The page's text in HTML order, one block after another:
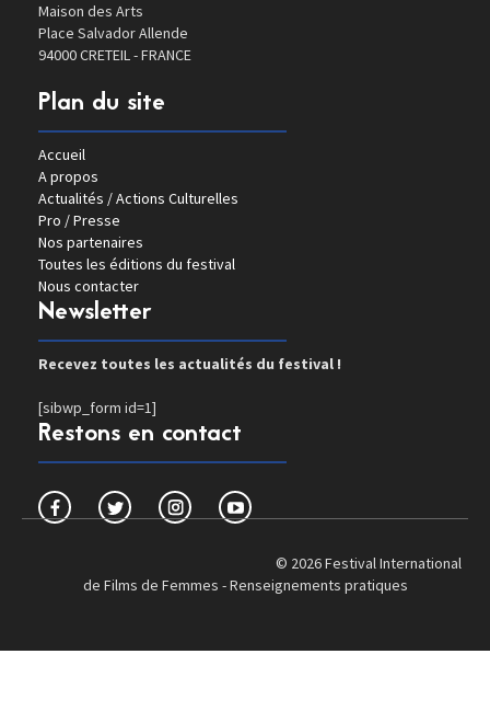
Maison des Arts
Place Salvador Allende
94000 CRETEIL - FRANCE
Plan du site
Accueil
A propos
Actualités / Actions Culturelles
Pro / Presse
Nos partenaires
Toutes les éditions du festival
Nous contacter
Newsletter
Recevez toutes les actualités du festival !
[sibwp_form id=1]
Restons en contact
© 2026 Festival International
de Films de Femmes -Renseignements pratiques